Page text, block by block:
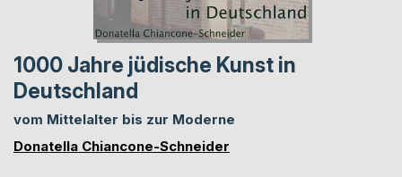
1000 Jahre jüdische Kunst in
Deutschland
vom Mittelalter bis zur Moderne
Donatella Chiancone-Schneider